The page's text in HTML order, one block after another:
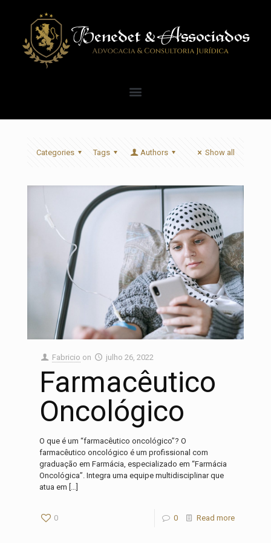
Categories Tags Authors Show all
Fabricio on julho 26, 2022
Farmacêutico
Oncológico
O que é um “farmacêutico oncológico”? O
farmacêutico oncológico é um profissional com
graduação em Farmácia, especializado em “Farmácia
Oncológica”. Integra uma equipe multidisciplinar que
atua em […]
0 0 Read more